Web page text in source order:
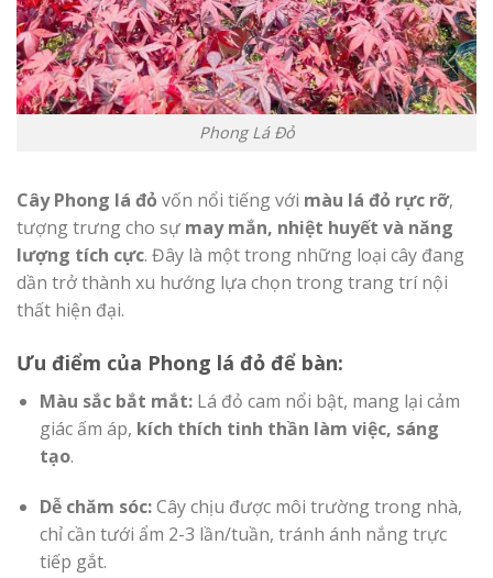
Phong Lá Đỏ
Cây Phong lá đỏ vốn nổi tiếng với màu lá đỏ rực rỡ,
tượng trưng cho sự may mắn, nhiệt huyết và năng
lượng tích cực. Đây là một trong những loại cây đang
dần trở thành xu hướng lựa chọn trong trang trí nội
thất hiện đại.
Ưu điểm của Phong lá đỏ để bàn:
Màu sắc bắt mắt:Lá đỏ cam nổi bật, mang lại cảm
giác ấm áp, kích thích tinh thần làm việc, sáng
tạo.
Dễ chăm sóc:Cây chịu được môi trường trong nhà,
chỉ cần tưới ẩm 2-3 lần/tuần, tránh ánh nắng trực
tiếp gắt.